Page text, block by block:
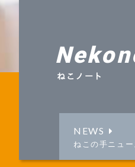
ねこノート
NEWS
ねこの手ニュー